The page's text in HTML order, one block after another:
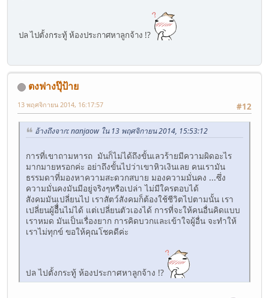
ปล ไปตั้งกระทู้ ห้องประกาศหาลูกจ้าง !?
ตงฟางปุ๊ป้าย
#12
13 พฤศจิกายน 2014, 16:17:57
อ้างถึงจาก: nanjaow ใน 13 พฤศจิกายน 2014, 15:53:12
การที่เขาถามหารถ มันก็ไม่ได้ถึงขั้นเลวร้ายมีความผิดอะไร
มากมายหรอกค่ะ อย่าถึงขั้นไปว่าเขาหิวเงินเลย คนเรามัน
ธรรมดาที่มองหาความสะดวกสบาย มองความมั่นคง ...ซึ่ง
ความมั่นคงมันมีอยู่จริงๆหรือเปล่า ไม่มีใครตอบได้
สังคมมันเปลี่ยนไป เราสัตว์สังคมก็ต้องใช้ชีวิตไปตามนั้น เรา
เปลี่ยนผู้อืื่นไม่ได้ แต่เปลี่ยนตัวเองได้ การที่จะให้คนอื่นคิดแบบ
เราหมด มันเป็นเรื่องยาก การคิดบวกและเข้าใจผู้อื่น จะทำให้
เราไม่ทุกข์ ขอให้คุณโชคดีค่ะ
ปล ไปตั้งกระทู้ ห้องประกาศหาลูกจ้าง !?